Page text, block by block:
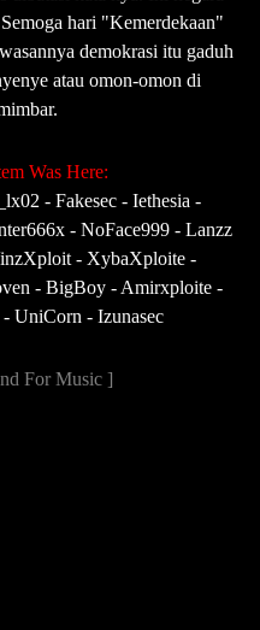
hari "Kemerdekaan"
demokrasi itu gaduh
atau omon-omon di
Was Here:
- Fakesec - Iethesia -
- NoFace999 - Lanzz
- XybaXploite -
- BigBoy - Amirxploite -
UniCorn - Izunasec
For Music ]